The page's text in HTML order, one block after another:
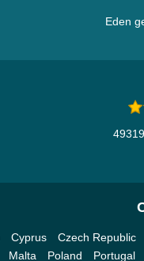
Eden
Cyprus Czech Republic
Malta Poland Portugal